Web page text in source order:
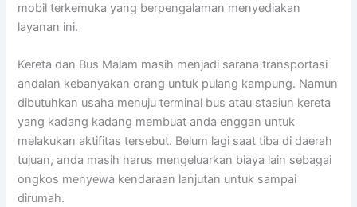
mobil terkemuka yang berpengalaman menyediakan
layanan ini.
Kereta dan Bus Malam masih menjadi sarana transportasi
andalan kebanyakan orang untuk pulang kampung. Namun
dibutuhkan usaha menuju terminal bus atau stasiun kereta
yang kadang kadang membuat anda enggan untuk
melakukan aktifitas tersebut. Belum lagi saat tiba di daerah
tujuan, anda masih harus mengeluarkan biaya lain sebagai
ongkos menyewa kendaraan lanjutan untuk sampai
dirumah.